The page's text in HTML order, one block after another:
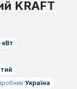
KRAFT
кВт
Україна